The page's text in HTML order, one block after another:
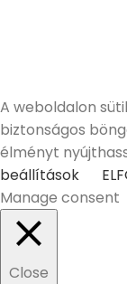
A weboldalon
biztonságos
élményt
beállítások
Manage consent
Close